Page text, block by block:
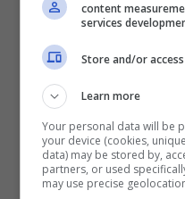
Victor Allen – in cui,
ne aveva
Una persona, in
rimasta al fianco
ad operare
content
services
Store and/or
Learn more
Your personal data will be
your device (cookies,
data) may be stored by,
partners, or used
may use precise